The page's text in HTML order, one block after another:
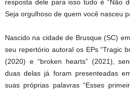
resposta dele para isso tudo é “Não
Seja orgulhoso de quem você nasceu
Nascido na cidade de Brusque (SC)
seu repertório autoral os EPs “Tragic
(2020) e “broken hearts” (2021),
duas delas já foram presenteadas
suas próprias palavras “Esses